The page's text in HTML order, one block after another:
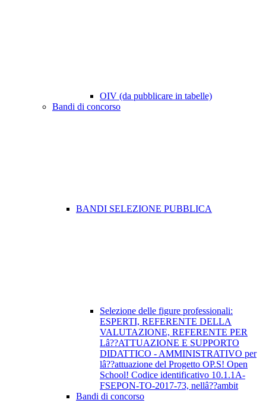
OIV (da pubblicare in tabelle)
Bandi di concorso
BANDI SELEZIONE PUBBLICA
Selezione delle figure professionali:
ESPERTI, REFERENTE DELLA
VALUTAZIONE, REFERENTE PER
Lâ??ATTUAZIONE E SUPPORTO
DIDATTICO - AMMINISTRATIVO per
lâ??attuazione del Progetto OP.S! Open
School! Codice identificativo 10.1.1A-
FSEPON-TO-2017-73, nellâ??ambit
Bandi di concorso